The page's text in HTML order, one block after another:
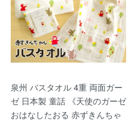
泉州 バスタオル 4重 両面ガー
ゼ 日本製 童話 《天使のガーゼ
おはなしたおる 赤ずきんちゃ